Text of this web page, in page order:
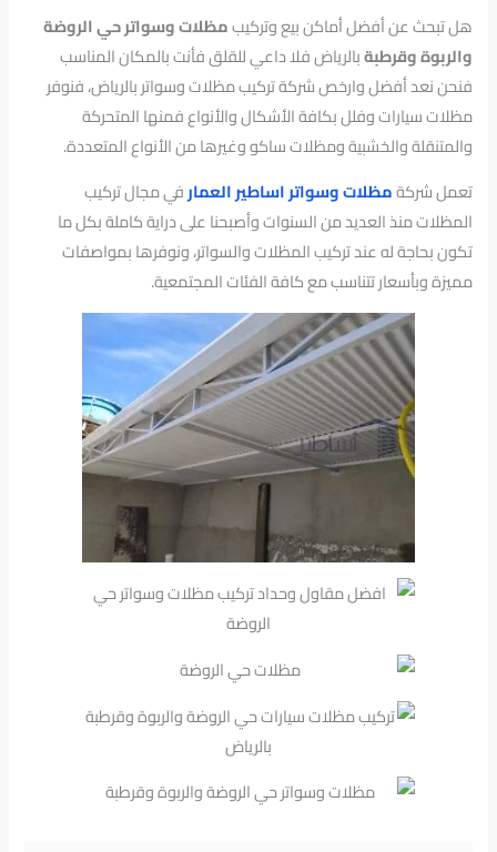
هل تبحث عن أفضل أماكن بيع وتركيبمظلات وسواتر حي الروضة
والربوة وقرطبةبالرياض فلا داعي للقلق فأنت بالمكان المناسب
فنحن نعد أفضل وارخص شركة تركيب مظلات وسواتر بالرياض، فنوفر
مظلات سيارات وفلل بكافة الأشكال والأنواع فمنها المتحركة
والمتنقلة والخشبية ومظلات ساكو وغيرها من الأنواع المتعددة.
تعمل شركةمظلات وسواتر اساطير العمارفي مجال تركيب
المظلات منذ العديد من السنوات وأصبحنا على دراية كاملة بكل ما
تكون بحاجة له عند تركيب المظلات والسواتر، ونوفرها بمواصفات
مميزة وبأسعار تتناسب مع كافة الفئات المجتمعية.